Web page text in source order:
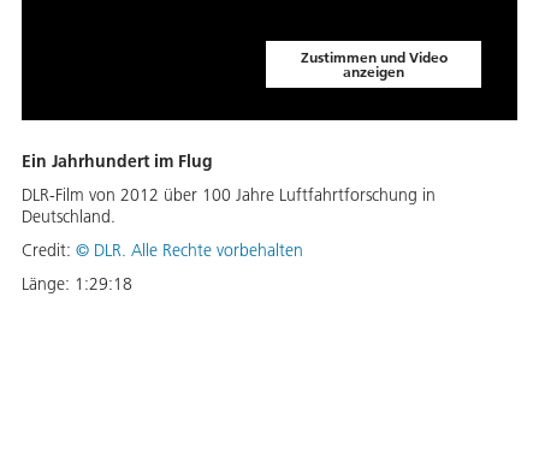
Zustimmen und Video
anzeigen
Ein Jahrhundert im Flug
DLR-Film von 2012 über 100 Jahre Luftfahrtforschung in
Deutschland.
Credit: © DLR. Alle Rechte vorbehalten
Länge: 1:29:18